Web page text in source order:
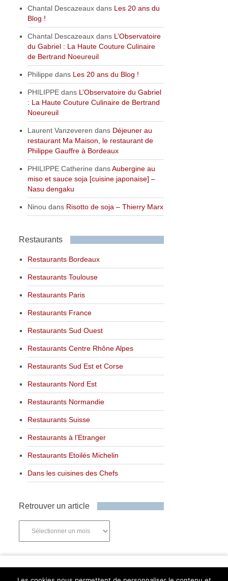
Chantal Descazeaux dans Les 20 ans du
Blog !
Chantal Descazeaux dans L’Observatoire
du Gabriel : La Haute Couture Culinaire
de Bertrand Noeureuil
Philippe dans Les 20 ans du Blog !
PHILIPPE dans L’Observatoire du Gabriel
: La Haute Couture Culinaire de Bertrand
Noeureuil
Laurent Vanzeveren dans Déjeuner au
restaurant Ma Maison, le restaurant de
Philippe Gauffre à Bordeaux
PHILIPPE Catherine dansAubergine au
miso et sauce soja [cuisine japonaise] –
Nasu dengaku
Ninou dans Risotto de soja – Thierry Marx
Restaurants
Restaurants Bordeaux
Restaurants Toulouse
Restaurants Paris
Restaurants France
Restaurants Sud Ouest
Restaurants Centre Rhône Alpes
Restaurants Sud Est et Corse
Restaurants Nord Est
Restaurants Normandie
Restaurants Suisse
Restaurants à l’Etranger
Restaurants Etoilés Michelin
Dans les cuisines des Chefs
Retrouver un article